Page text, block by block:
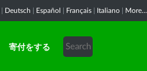
Deutsch Español Français Italiano More...
寄付をする